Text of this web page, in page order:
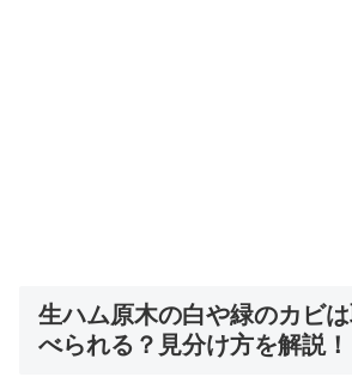
生ハム原木の白や緑のカビ
べられる？見分け方を解説！